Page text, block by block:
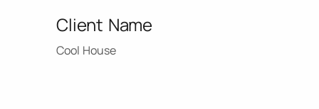
Client Name
Cool House